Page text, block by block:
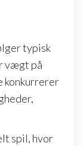
typisk
vægt på
konkurrerer
spil, hvor